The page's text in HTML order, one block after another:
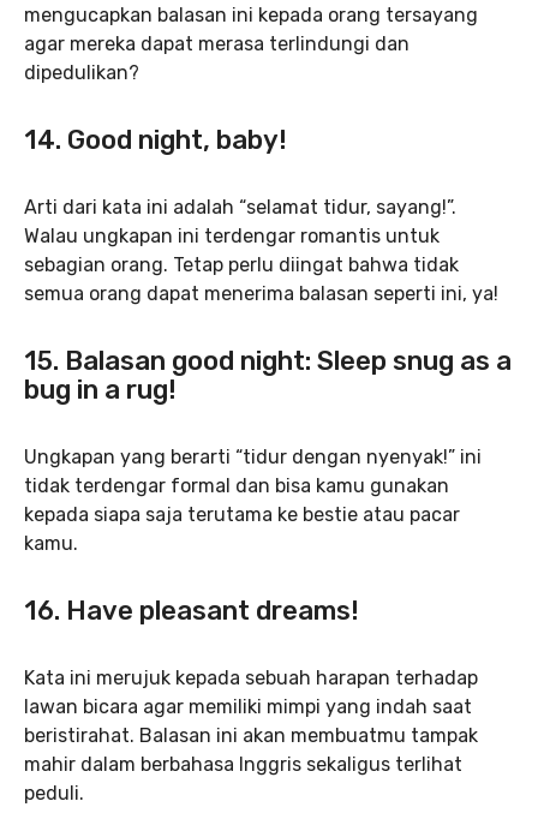
mengucapkan balasan ini kepada orang tersayang
agar mereka dapat merasa terlindungi dan
dipedulikan?
14. Good night, baby!
Arti dari kata ini adalah “selamat tidur, sayang!”.
Walau ungkapan ini terdengar romantis untuk
sebagian orang. Tetap perlu diingat bahwa tidak
semua orang dapat menerima balasan seperti ini, ya!
15. Balasan good night: Sleep snug as a
bug in a rug!
Ungkapan yang berarti “tidur dengan nyenyak!” ini
tidak terdengar formal dan bisa kamu gunakan
kepada siapa saja terutama ke bestie atau pacar
kamu.
16. Have pleasant dreams!
Kata ini merujuk kepada sebuah harapan terhadap
lawan bicara agar memiliki mimpi yang indah saat
beristirahat. Balasan ini akan membuatmu tampak
mahir dalam berbahasa Inggris sekaligus terlihat
peduli.